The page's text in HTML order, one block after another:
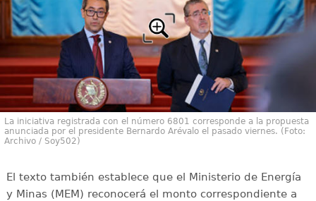
La iniciativa registrada con el número 6801 corresponde a la propuesta
anunciada por el presidente Bernardo Arévalo el pasado viernes. (Foto:
Archivo / Soy502)
El texto también establece que el Ministerio de Energía
y Minas (MEM) reconocerá el monto correspondiente a